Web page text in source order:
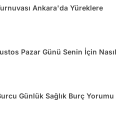
Ankara'da Yüreklere
Pazar Günü Senin İçin Nasıl
Günlük Sağlık Burç Yorumu